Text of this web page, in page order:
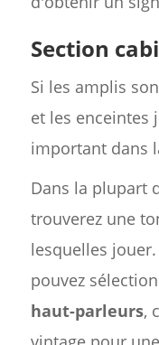
Section
Si les amplis
et les enceintes
important dans
Dans la plupart
trouverez une
lesquelles
pouvez
haut-parleurs,